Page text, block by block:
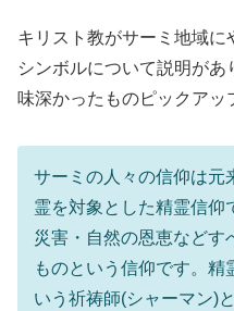
キリスト教がサーミ地域
シンボルについて説明が
味深かったものピックアッ
サーミの人々の信仰は元
霊を対象とした精霊信仰
災害・自然の恩恵などす
ものという信仰です。精
いう祈祷師(シャーマン)